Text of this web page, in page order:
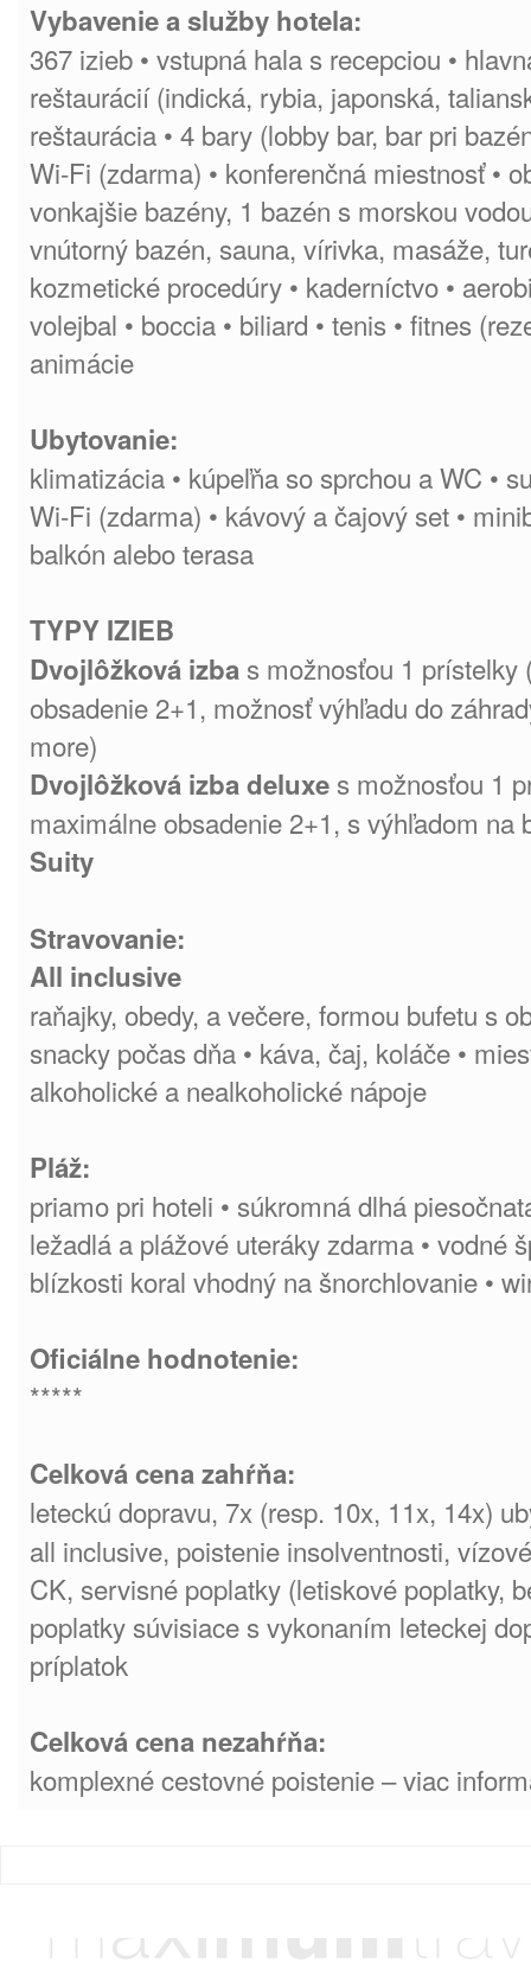
Vybavenie a služby hotela:
367 izieb • vstupná hala s recepciou •
reštaurácií (indická, rybia, japonská,
reštaurácia • 4 bary (lobby bar, bar pri
Wi-Fi (zdarma) • konferenčná miestnosť •
vonkajšie bazény, 1 bazén s morskou
vnútorný bazén, sauna, vírivka, masáže,
kozmetické procedúry • kaderníctvo •
volejbal • boccia • biliard • tenis • fitnes
animácie
Ubytovanie:
klimatizácia • kúpeľňa so sprchou a WC •
Wi-Fi (zdarma) • kávový a čajový set •
balkón alebo terasa
TYPY IZIEB
Dvojlôžková izba s možnosťou 1 prístelky
obsadenie 2+1, možnosť výhľadu do
more)
Dvojlôžková izba deluxe s možnosťou 1
maximálne obsadenie 2+1, s výhľadom na
Suity
Stravovanie:
All inclusive
raňajky, obedy, a večere, formou bufetu s
snacky počas dňa • káva, čaj, koláče •
alkoholické a nealkoholické nápoje
Pláž:
priamo pri hoteli • súkromná dlhá
ležadlá a plážové uteráky zdarma • vodné
blízkosti koral vhodný na šnorchlovanie •
Oficiálne hodnotenie:
*****
Celková cena zahŕňa:
leteckú dopravu, 7x (resp. 10x, 11x, 14x)
all inclusive, poistenie insolventnosti,
CK, servisné poplatky (letiskové poplatky,
poplatky súvisiace s vykonaním leteckej
príplatok
Celková cena nezahŕňa:
komplexné cestovné poistenie – viac